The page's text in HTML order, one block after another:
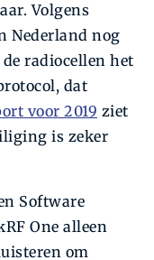
Volgens
Nederland nog
radiocellen het
dat
voor 2019 ziet
is zeker
Software
One alleen
om